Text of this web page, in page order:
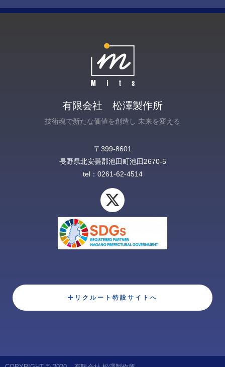
有限会社 松澤製作所
技術魂で新たな価値を創造し 未来を変える
〒399-8601
長野県北安曇郡池田町池田2670-5‎
tel：0261-62-4514
X
-
t
w
i
t
e
r
リクルート特設サイトへ